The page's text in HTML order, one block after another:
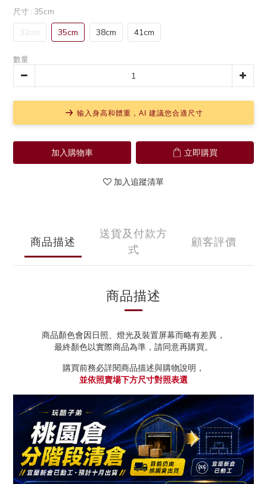
尺寸 : 35cm
32cm 35cm 38cm 41cm
數量
输入身高和體重，AI 建議您合適尺寸
加入購物車 立即購買
加入追蹤清單
商品描述
送貨及付款方
式
顧客評價
商品描述
商品顏色會因日照、燈光及裝置屏幕而略有差異，
最終顏色以實際商品為準，請同意再購買。
購買前務必詳閱商品描述與購物說明，
並依照賣場下方尺寸對照表選